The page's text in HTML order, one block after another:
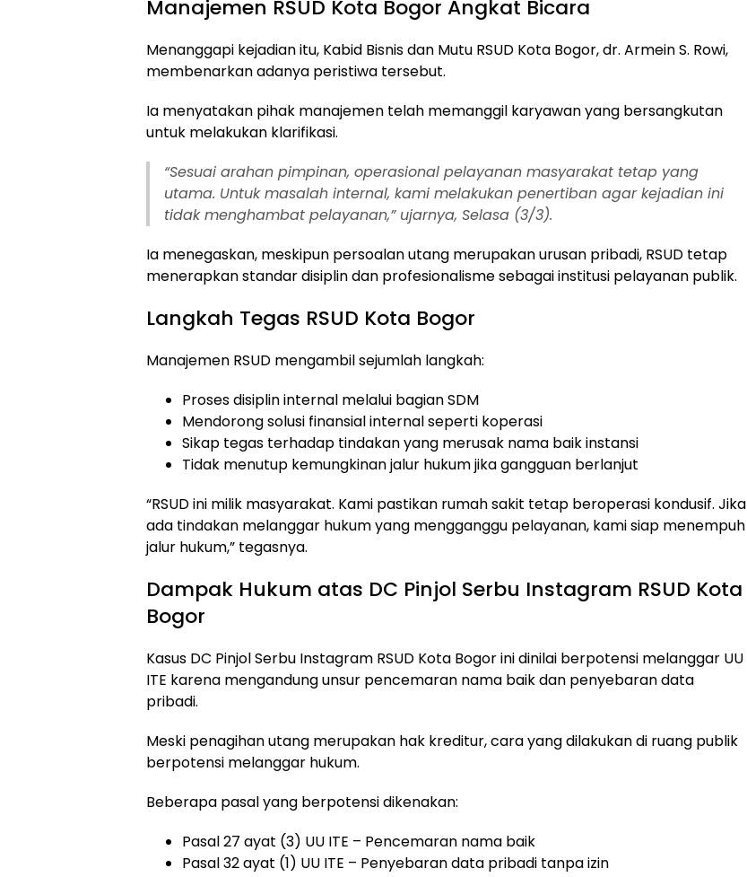
Manajemen RSUD Kota Bogor Angkat Bicara
Menanggapi kejadian itu, Kabid Bisnis dan Mutu RSUD Kota Bogor, dr. Armein S. Rowi,
membenarkan adanya peristiwa tersebut.
Ia menyatakan pihak manajemen telah memanggil karyawan yang bersangkutan
untuk melakukan klarifikasi.
“Sesuai arahan pimpinan, operasional pelayanan masyarakat tetap yang
utama. Untuk masalah internal, kami melakukan penertiban agar kejadian ini
tidak menghambat pelayanan,” ujarnya, Selasa (3/3).
Ia menegaskan, meskipun persoalan utang merupakan urusan pribadi, RSUD tetap
menerapkan standar disiplin dan profesionalisme sebagai institusi pelayanan publik.
Langkah Tegas RSUD Kota Bogor
Manajemen RSUD mengambil sejumlah langkah:
Proses disiplin internal melalui bagian SDM
Mendorong solusi finansial internal seperti koperasi
Sikap tegas terhadap tindakan yang merusak nama baik instansi
Tidak menutup kemungkinan jalur hukum jika gangguan berlanjut
“RSUD ini milik masyarakat. Kami pastikan rumah sakit tetap beroperasi kondusif. Jika
ada tindakan melanggar hukum yang mengganggu pelayanan, kami siap menempuh
jalur hukum,” tegasnya.
Dampak Hukum atas DC Pinjol Serbu Instagram RSUD Kota
Bogor
Kasus DC Pinjol Serbu Instagram RSUD Kota Bogor ini dinilai berpotensi melanggar UU
ITE karena mengandung unsur pencemaran nama baik dan penyebaran data
pribadi.
Meski penagihan utang merupakan hak kreditur, cara yang dilakukan di ruang publik
berpotensi melanggar hukum.
Beberapa pasal yang berpotensi dikenakan:
Pasal 27 ayat (3) UU ITE – Pencemaran nama baik
Pasal 32 ayat (1) UU ITE – Penyebaran data pribadi tanpa izin